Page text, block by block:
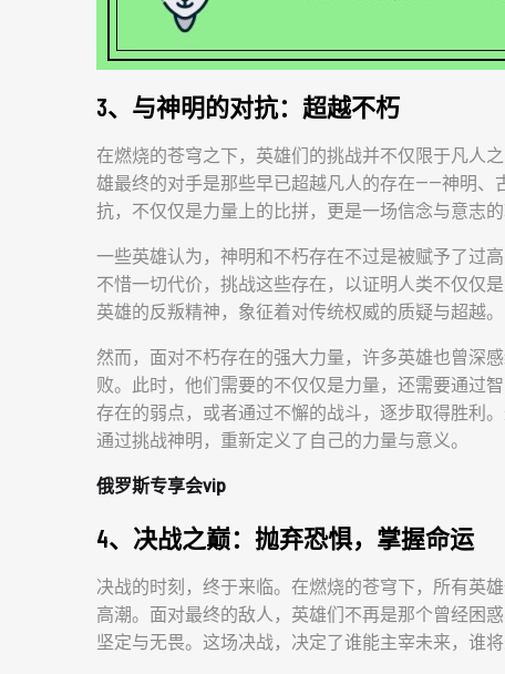
3、与神明的对抗：超越不朽
在燃烧的苍穹之下，英雄们的挑战并不仅限于凡人
雄最终的对手是那些早已超越凡人的存在——神明
抗，不仅仅是力量上的比拼，更是一场信念与意志的
一些英雄认为，神明和不朽存在不过是被赋予了过
不惜一切代价，挑战这些存在，以证明人类不仅仅
英雄的反叛精神，象征着对传统权威的质疑与超越。
然而，面对不朽存在的强大力量，许多英雄也曾深
败。此时，他们需要的不仅仅是力量，还需要通过
存在的弱点，或者通过不懈的战斗，逐步取得胜利
通过挑战神明，重新定义了自己的力量与意义。
俄罗斯专享会vip
4、决战之巅：抛弃恐惧，掌握命运
决战的时刻，终于来临。在燃烧的苍穹下，所有英
高潮。面对最终的敌人，英雄们不再是那个曾经困
坚定与无畏。这场决战，决定了谁能主宰未来，谁将